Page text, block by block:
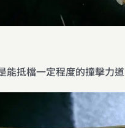
能抵檔一定程度的撞擊力道